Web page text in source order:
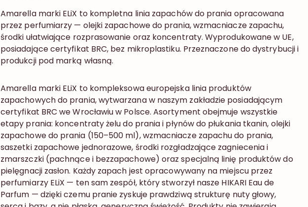
Amarella marki ELiX to kompletna linia zapachów do prania opracowana
przez perfumiarzy — olejki zapachowe do prania, wzmacniacze zapachu,
środki ułatwiające rozprasowanie oraz koncentraty. Wyprodukowane w UE,
posiadające certyfikat BRC, bez mikroplastiku. Przeznaczone do dystrybucji i
produkcji pod marką własną.
Amarella marki ELiX to kompleksowa europejska linia produktów
zapachowych do prania, wytwarzana w naszym zakładzie posiadającym
certyfikat BRC we Wrocławiu w Polsce. Asortyment obejmuje wszystkie
etapy prania: koncentraty żelu do prania i płynów do płukania tkanin, olejki
zapachowe do prania (150–500 ml), wzmacniacze zapachu do prania,
saszetki zapachowe jednorazowe, środki rozgładzające zagniecenia i
zmarszczki (pachnące i bezzapachowe) oraz specjalną linię produktów do
pielęgnacji zasłon. Każdy zapach jest opracowywany na miejscu przez
perfumiarzy ELiX — ten sam zespół, który stworzył nasze HIKARI Eau de
Parfum — dzięki czemu pranie zyskuje prawdziwą strukturę nuty głowy,